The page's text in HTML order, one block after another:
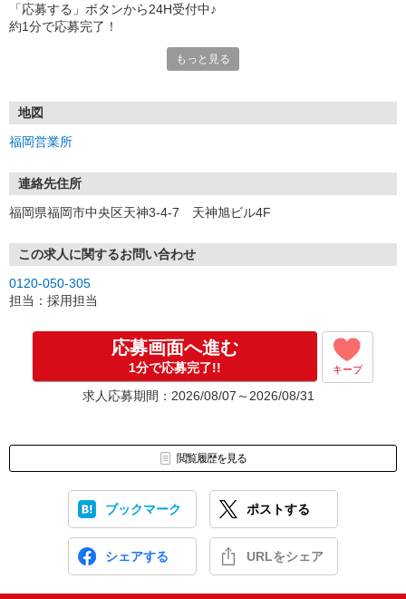
「応募する」ボタンから24H受付中♪
約1分で応募完了！
①応募から3営業日を目安に、メールorお電話でご連絡します。
★スマホでWEB面接（LINEなど）・出張面接・事務所面接と選べま
す
③面接実施（履歴書不要）
※ご希望があれば、職場見学の調整もOKです！
お気軽にご応募ください♪
もっと見る
地図
福岡営業所
連絡先住所
福岡県福岡市中央区天神3-4-7 天神旭ビル4F
この求人に関するお問い合わせ
0120-050-305
担当：採用担当
応募画面へ進む
1分で応募完了!! キープ
求人応募期間：2026/08/07～2026/08/31
閲覧履歴を見る
ブックマーク ポストする
シェアする URLをシェア